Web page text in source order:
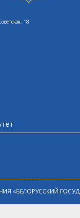
18
«БЕЛОРУССКИЙ